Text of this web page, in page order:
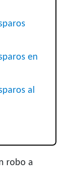
en
al
robo a